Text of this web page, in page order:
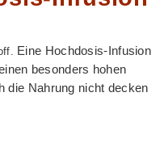
Eine Hochdosis-Infusion
besonders hohen
die Nahrung nicht decken